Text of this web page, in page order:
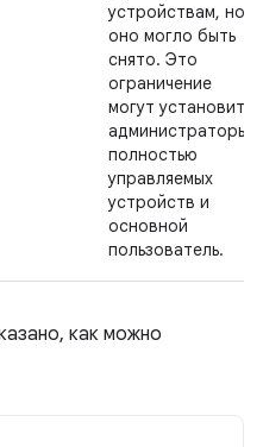
устройствам, но
оно могло быть
снято. Это
ограничение
могут установить
администраторы
полностью
управляемых
устройств и
основной
пользователь.
как можно